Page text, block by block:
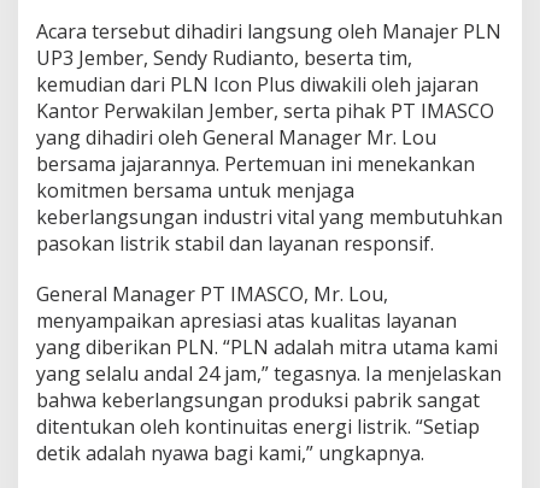
s
d
a
n
P
L
N
U
P
3
J
m
b
e
r
P
e
r
u
Acara tersebut dihadiri langsung oleh Manajer PLN
UP3 Jember, Sendy Rudianto, beserta tim,
kemudian dari PLN Icon Plus diwakili oleh jajaran
Kantor Perwakilan Jember, serta pihak PT IMASCO
yang dihadiri oleh General Manager Mr. Lou
bersama jajarannya. Pertemuan ini menekankan
komitmen bersama untuk menjaga
keberlangsungan industri vital yang membutuhkan
pasokan listrik stabil dan layanan responsif.
General Manager PT IMASCO, Mr. Lou,
menyampaikan apresiasi atas kualitas layanan
yang diberikan PLN. “PLN adalah mitra utama kami
yang selalu andal 24 jam,” tegasnya. Ia menjelaskan
bahwa keberlangsungan produksi pabrik sangat
ditentukan oleh kontinuitas energi listrik. “Setiap
detik adalah nyawa bagi kami,” ungkapnya.